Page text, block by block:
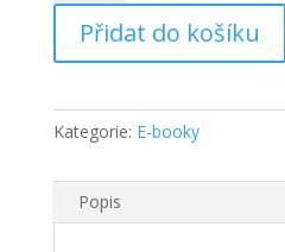
Přidat do košíku
Kategorie: E-booky
Popis